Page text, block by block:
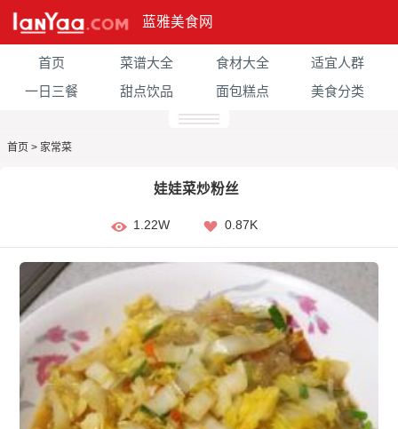
蓝雅美食网
首页 菜谱大全 食材大全
适宜人群
一日三餐
甜点饮品 面包糕点 美食分类
首页 > 家常菜
娃娃菜炒粉丝
1.22W 0.87K